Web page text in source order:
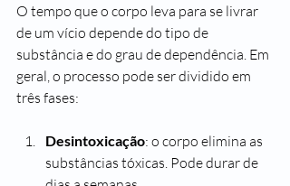
O tempo que o corpo leva para se livrar
de um vício depende do tipo de
substância e do grau de dependência. Em
geral, o processo pode ser dividido em
três fases:
Desintoxicação: o corpo elimina as
substâncias tóxicas. Pode durar de